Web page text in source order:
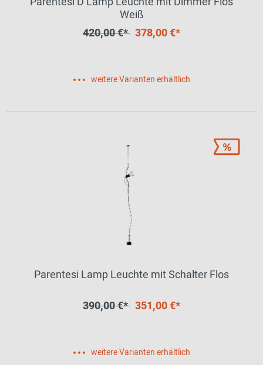
Weiß
420,00 €* 378,00 €*
weitere Varianten erhältlich
Parentesi Lamp Leuchte mit Schalter Flos
390,00 €* 351,00 €*
weitere Varianten erhältlich